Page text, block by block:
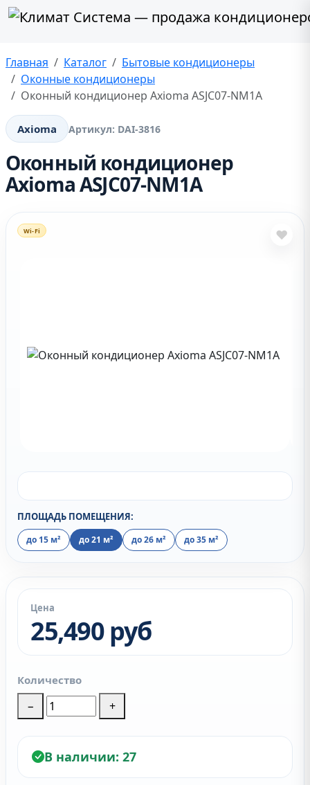
Главная Каталог
Бытовые кондиционеры
Оконные кондиционеры
Оконный кондиционер Axioma ASJC07-NM1A
Axioma Артикул: DAI-3816
Оконный кондиционер
Axioma ASJC07-NM1A
Wi-Fi ❤
ПЛОЩАДЬ ПОМЕЩЕНИЯ:
до 15 м² до 21 м² до 26 м² до 35 м²
Цена
25,490 руб
Количество
− +
В наличии: 27